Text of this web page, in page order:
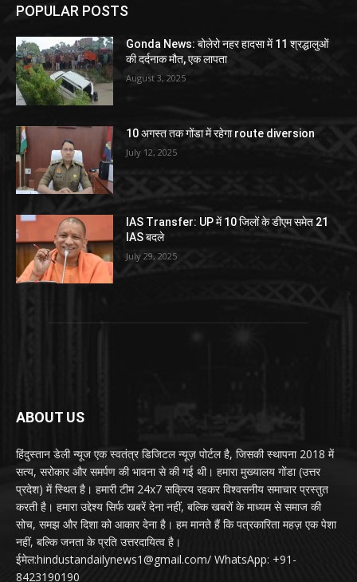
POPULAR POSTS
Gonda News: बोलेरो नहर हादसा में 11 श्रद्धालुओं
की दर्दनाक मौत, एक लापता
August 3, 2025
10 अगस्त तक गोंडा में रहेगा route diversion
July 12, 2025
IAS Transfer: UP में 10 जिलों के डीएम समेत 21
IAS बदले
July 29, 2025
ABOUT US
हिंदुस्तान डेली न्यूज एक स्वतंत्र डिजिटल न्यूज़ पोर्टल है, जिसकी स्थापना 2018 में
सत्य, सरोकार और समर्पण की भावना से की गई थी। हमारा मुख्यालय गोंडा (उत्तर
प्रदेश) में स्थित है। हमारी टीम 24x7 सक्रिय रहकर विश्वसनीय समाचार प्रस्तुत
करती है। हमारा उद्देश्य सिर्फ खबरें देना नहीं, बल्कि खबरों के माध्यम से समाज की
सोच, समझ और दिशा को आकार देना है। हम मानते हैं कि पत्रकारिता महज़ एक पेशा
नहीं, बल्कि जनता के प्रति उत्तरदायित्व है।
ईमेल:hindustandailynews1@gmail.com/ WhatsApp: +91-
8423190190